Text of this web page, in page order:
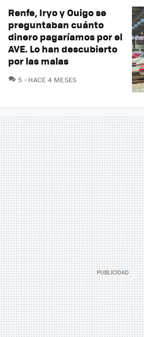
Renfe, Iryo y Ouigo se
preguntaban cuánto
dinero pagaríamos por el
AVE. Lo han descubierto
por las malas
5 COMENTARIOS
HACE 4 MESES